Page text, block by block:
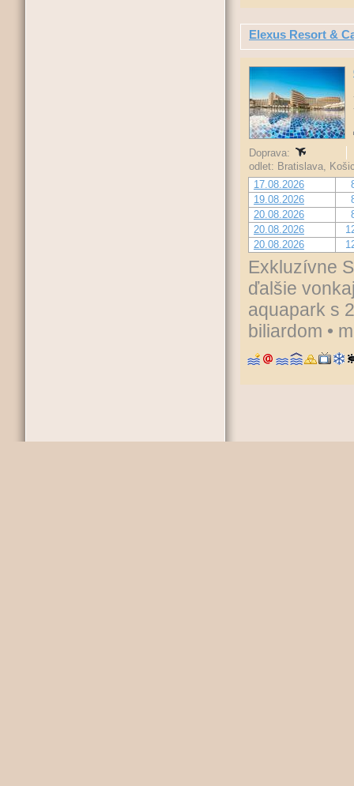
Elexus Resort &
Doprava:
odlet: Bratislava,
17.08.2026
19.08.2026
20.08.2026
20.08.2026
20.08.2026
Exkluzívne
ďalšie
aquapark s
biliardom •